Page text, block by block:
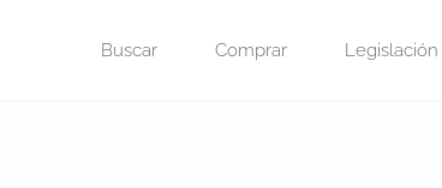
Buscar Comprar Legislación